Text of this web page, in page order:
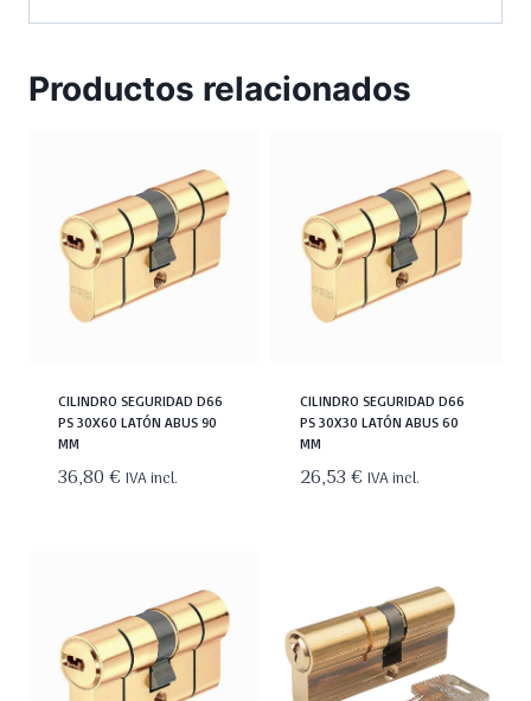
Productos relacionados
CILINDRO SEGURIDAD D66
PS 30X60 LATÓN ABUS 90
MM
36,80€ IVA incl.
CILINDRO SEGURIDAD D66
PS 30X30 LATÓN ABUS 60
MM
26,53€ IVA incl.